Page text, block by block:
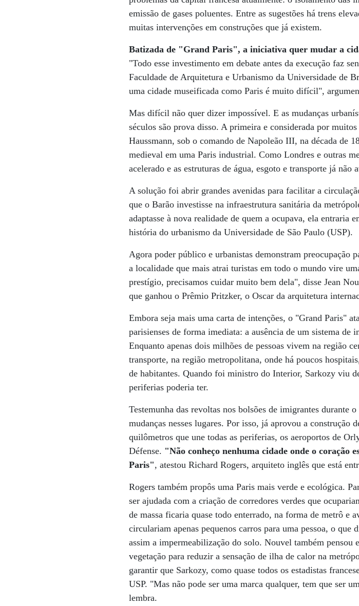
emissão de gases poluentes. Entre as sugestões há trens
muitas intervenções em construções que já existem.
Batizada de "Grand Paris", a iniciativa quer mudar a
"Todo esse investimento em debate antes da execução faz
Faculdade de Arquitetura e Urbanismo da Universidade de
uma cidade museificada como Paris é muito difícil",
Mas difícil não quer dizer impossível. E as mudanças
séculos são prova disso. A primeira e considerada por
Haussmann, sob o comando de Napoleão III, na década de
medieval em uma Paris industrial. Como Londres e outras
acelerado e as estruturas de água, esgoto e transporte já não
A solução foi abrir grandes avenidas para facilitar a
que o Barão investisse na infraestrutura sanitária da
adaptasse à nova realidade de quem a ocupava, ela
história do urbanismo da Universidade de São Paulo (USP).
Agora poder público e urbanistas demonstram preocupação
a localidade que mais atrai turistas em todo o mundo vire
prestígio, precisamos cuidar muito bem dela", disse Jean
que ganhou o Prêmio Pritzker, o Oscar da arquitetura
Embora seja mais uma carta de intenções, o "Grand Paris"
parisienses de forma imediata: a ausência de um sistema de
Enquanto apenas dois milhões de pessoas vivem na região
transporte, na região metropolitana, onde há poucos
de habitantes. Quando foi ministro do Interior, Sarkozy viu
periferias poderia ter.
Testemunha das revoltas nos bolsões de imigrantes durante
mudanças nesses lugares. Por isso, já aprovou a construção
quilômetros que une todas as periferias, os aeroportos de
Défense. "Não conheço nenhuma cidade onde o coração
Paris", atestou Richard Rogers, arquiteto inglês que está
Rogers também propôs uma Paris mais verde e ecológica.
ser ajudada com a criação de corredores verdes que
de massa ficaria quase todo enterrado, na forma de metrô e
circulariam apenas pequenos carros para uma pessoa, o
assim a impermeabilização do solo. Nouvel também pensou
vegetação para reduzir a sensação de ilha de calor na
garantir que Sarkozy, como quase todos os estadistas
USP. "Mas não pode ser uma marca qualquer, tem que ser
lembra.